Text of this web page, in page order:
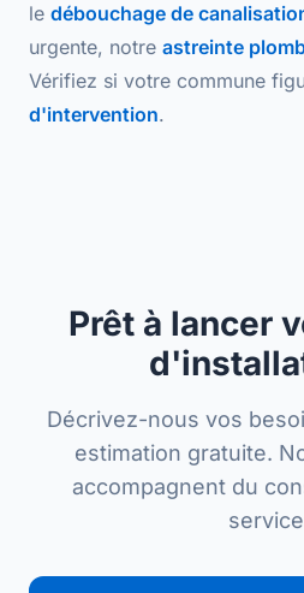
le débouchage de
urgente, notre astreinte
Vérifiez si votre commune
d'intervention.
Prêt à lancer
Décrivez-nous vos
estimation gratuite.
accompagnent du